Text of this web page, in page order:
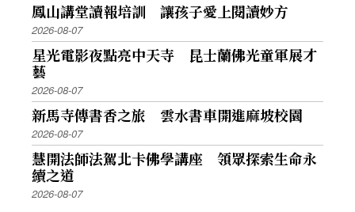
鳳山講堂讀報培訓 讓孩子愛上閱讀妙方
2026-08-07
星光電影夜點亮中天寺 昆士蘭佛光童軍展才
藝
2026-08-07
新馬寺傳書香之旅 雲水書車開進麻坡校園
2026-08-07
慧開法師法駕北卡佛學講座 領眾探索生命永
續之道
2026-08-07